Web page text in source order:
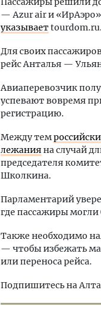
— Azur air и
указываетtourdom.ru.
Для своих
рейс Анталья —
Авиаперевозчик
успевают вовремя
регистрацию.
Между тем
лежанияна случай
председателя
Школкина.
Парламентарий
где пассажиры могли
Также необходимо
— чтобы избежать
или переноса рейса.
Подпишитесь на